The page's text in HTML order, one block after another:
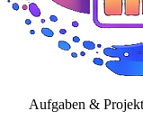
Aufgaben &